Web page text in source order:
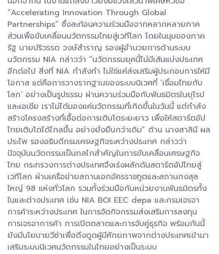
“Accelerating Innovation Through Global
Partnerships” ซึ่งสะท้อนความร่วมมือจากหลากหลายภาค
ส่วนเพื่อขับเคลื่อนนวัตกรรมไทยสู่เวทีโลก โดยในมุมของภาค
รัฐ นายปริวรรต วงษ์สำราญ รองผู้อำนวยการด้านระบบ
นวัตกรรม NIA กล่าวว่า “นวัตกรรมยุคนี้ไม่มีเส้นแบ่งประเทศ
อีกต่อไป สิ่งที่ NIA กำลังทำ ไม่ใช่แค่ส่งเสริมผู้ประกอบการให้มี
โอกาส แต่คือการวางรากฐานของระบบนิเวศที่ ‘เชื่อมไทยกับ
โลก’ อย่างเป็นรูปธรรม ผ่านความร่วมมือกับพันธมิตรในยุโรป
และเอเชีย เราไม่ได้มองแค่นวัตกรรมที่เกิดขึ้นในวันนี้ แต่กำลัง
สร้างโครงสร้างที่เอื้อต่อการเติบโตระยะยาว เพื่อให้สตาร์ตอัป
ไทยเติบโตได้ไกลขึ้น อย่างยั่งยืนกว่าเดิม” ด้าน นางสาลินี ผล
ประไพ รองอธิบดีกรมเศรษฐกิจระหว่างประเทศ กล่าวว่า
ปัจจุบันนวัตกรรมเป็นกลไกสำคัญในการขับเคลื่อนเศรษฐกิจ
ไทย กระทรวงการต่างประเทศจึงเร่งผลักดันสตาร์ตอัปไทยสู่
เวทีโลก ผ่านเครือข่ายสถานเอกอัครราชทูตและสถานกงสุล
ใหญ่ 98 แห่งทั่วโลก รวมทั้งร่วมมือกับหน่วยงานพันธมิตรทั้ง
ในและต่างประเทศ เช่น NIA BOI EEC depa และกรมเจรจา
การค้าระหว่างประเทศ ในการจัดกิจกรรมส่งเสริมการลงทุน
การเจรจาการค้า การเปิดตลาดและการจับคู่ธุรกิจ พร้อมกันนี้
ยังมีนโยบายวีซ่าเพื่อดึงดูดผู้มีศักยภาพจากต่างประเทศเข้ามา
เสริมระบบนิเวศนวัตกรรมในไทยอย่างเป็นระบบ